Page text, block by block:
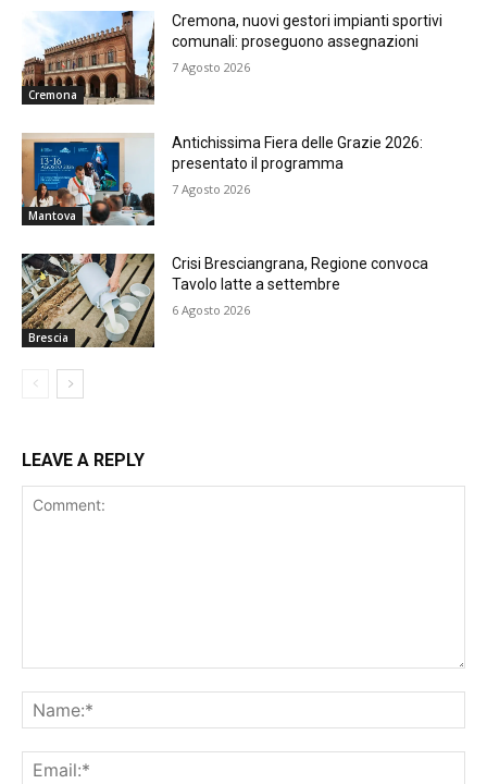
Cremona
Cremona, nuovi gestori impianti sportivi
comunali: proseguono assegnazioni
7 Agosto 2026
Mantova
Antichissima Fiera delle Grazie 2026:
presentato il programma
7 Agosto 2026
Brescia
Crisi Bresciangrana, Regione convoca
Tavolo latte a settembre
6 Agosto 2026
LEAVE A REPLY